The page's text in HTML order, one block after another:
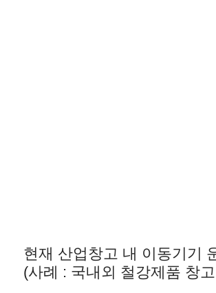
현재 산업창고 내 이동기기
(사례 : 국내외 철강제품 창